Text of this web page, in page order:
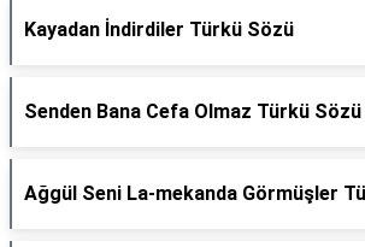
Kayadan İndirdiler Türkü Sözü
Senden Bana Cefa Olmaz Türkü Sözü
Ağgül Seni La-mekanda Görmüşler